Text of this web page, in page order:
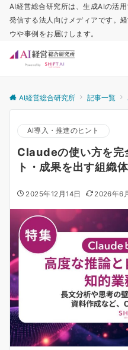
AI経営総合研究所は、生成AIの活
発信する法人向けメディアです。
ウや事例をお届けします。
AI経営総合研究所 記事一覧
AI導入・推進のヒント
Claudeの使い方を完
ト・成果を出す組織
2025年12月14日 2026年6